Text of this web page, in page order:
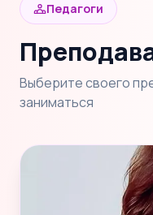
Педагоги
Выберите своего
заниматься